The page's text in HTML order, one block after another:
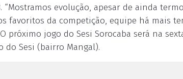
“Mostramos evolução, apesar de ainda
favoritos da competição, equipe há mais
próximo jogo do Sesi Sorocaba será na
do Sesi (bairro Mangal).